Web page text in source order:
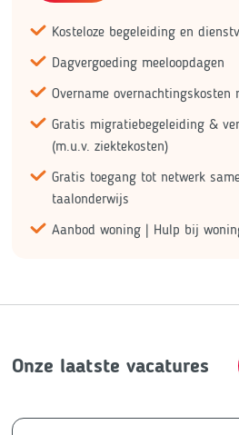
Kosteloze begeleiding en
Dagvergoeding meeloopdagen
Overname overnachtingskosten
Gratis migratiebegeleiding &
(m.u.v. ziektekosten)
Gratis toegang tot netwerk
taalonderwijs
Aanbod woning | Hulp bij
Onze laatste vacatures